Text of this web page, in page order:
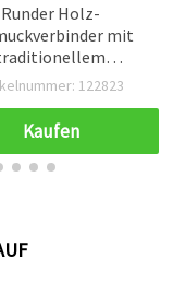
Runder Holz-
mit
Druck, 22 x 2
Stück
122823
Kaufen